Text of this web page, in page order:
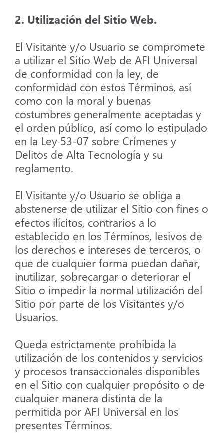
​2. Utilización del Sitio Web.
El Visitante y/o Usuario se compromete
a utilizar el Sitio Web de AFI Universal
de conformidad con la ley, de
conformidad con estos Términos, así
como con la moral y buenas
costumbres generalmente aceptadas y
el orden público, así como lo estipulado
en la Ley 53-07 sobre Crímenes y
Delitos de Alta Tecnología y su
reglamento.
El Visitante y/o Usuario se obliga a
abstenerse de utilizar el Sitio con fines o
efectos ilícitos, contrarios a lo
establecido en los Términos, lesivos de
los derechos e intereses de terceros, o
que de cualquier forma puedan dañar,
inutilizar, sobrecargar o deteriorar el
Sitio o impedir la normal utilización del
Sitio por parte de los Visitantes y/o
Usuarios.
Queda estrictamente prohibida la
utilización de los contenidos y servicios
y procesos transaccionales disponibles
en el Sitio con cualquier propósito o de
cualquier manera distinta de la
permitida por AFI Universal en los
presentes Términos.